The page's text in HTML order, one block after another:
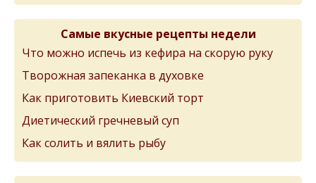
Самые вкусные рецепты недели
Что можно испечь из кефира на скорую руку
Творожная запеканка в духовке
Как приготовить Киевский торт
Диетический гречневый суп
Как солить и вялить рыбу